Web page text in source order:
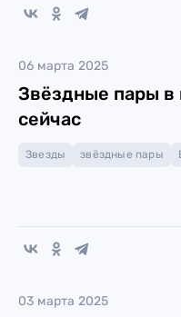
06 марта 2025
Звёздные пары в
сейчас
Звезды звёздные пары
03 марта 2025